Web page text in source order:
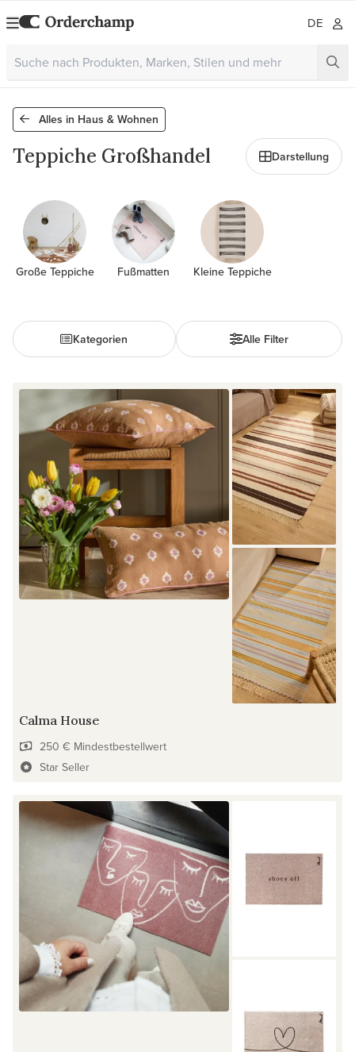
DE
Alles in Haus & Wohnen
Teppiche Großhandel Darstellung
Große Teppiche Fußmatten Kleine Teppiche
Kategorien Alle Filter
Calma House
250 € Mindestbestellwert
Star Seller